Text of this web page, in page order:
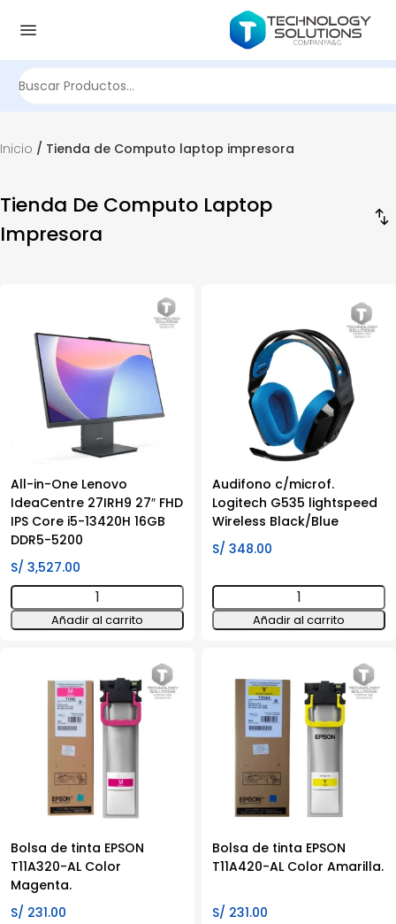
Inicio / Tienda de Computo laptop impresora
Tienda De Computo Laptop
Impresora
All-in-One Lenovo
IdeaCentre 27IRH9 27″ FHD
IPS Core i5-13420H 16GB
DDR5-5200
S/ 3,527.00
All-
in-
One
IdeaCentre
16GB
DDR5-
5200
cantidad
Añadir al carrito
Audifono c/microf.
Logitech G535 lightspeed
Wireless Black/Blue
S/ 348.00
Audifono
c/microf.
Logitech
lightspeed
Wireless
Black/Blue
cantidad
Añadir al carrito
Bolsa de tinta EPSON
T11A320-AL Color
Magenta.
S/ 231.00
Bolsa de tinta EPSON
T11A420-AL Color Amarilla.
S/ 231.00